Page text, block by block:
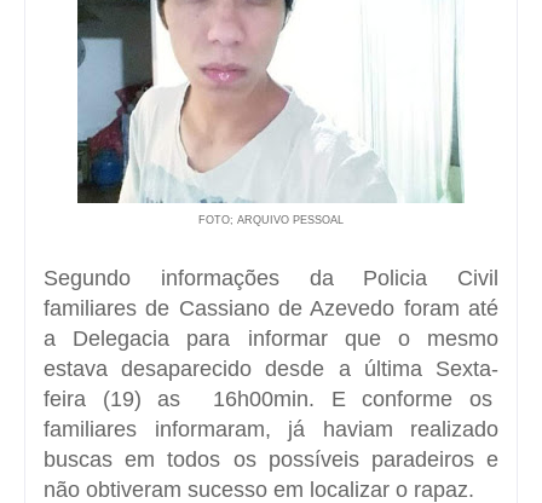
FOTO; ARQUIVO PESSOAL
Segundo informações da Policia Civil
familiares de Cassiano de Azevedo foram até
a Delegacia para informar que o mesmo
estava desaparecido desde a última Sexta-
feira (19) as 16h00min. E conforme os
familiares informaram, já haviam realizado
buscas em todos os possíveis paradeiros e
não obtiveram sucesso em localizar o rapaz.